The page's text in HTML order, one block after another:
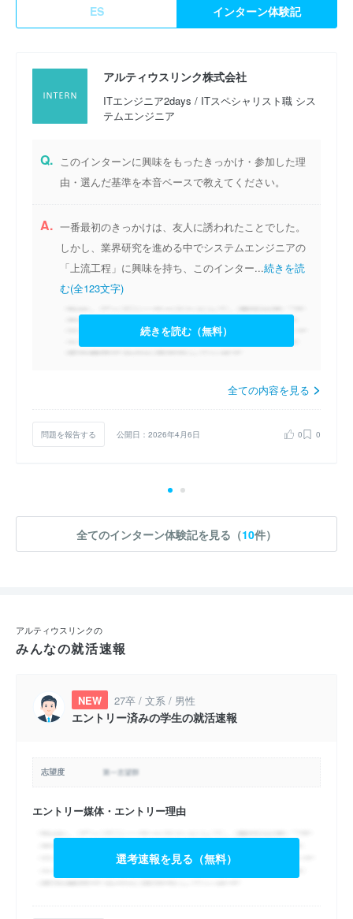
ES インターン体験記
アルティウスリンク株式会社
ITエンジニア2days / ITスペシャリスト職 シス
テムエンジニア
Q.
このインターンに興味をもったきっかけ・参加した理
由・選んだ基準を本音ベースで教えてください。
A. 一番最初のきっかけは、友人に誘われたことでした。
しかし、業界研究を進める中でシステムエンジニアの
「上流工程」に興味を持ち、このインター...続きを読
む(全123文字)
続きを読む（無料）
全ての内容を見る
問題を報告する 公開日：2026年4月6日 0 0
全てのインターン体験記を見る（10件）
アルティウスリンクの
みんなの就活速報
NEW 27卒 / 文系 / 男性
エントリー済みの学生の就活速報
志望度
エントリー媒体・エントリー理由
選考速報を見る（無料）